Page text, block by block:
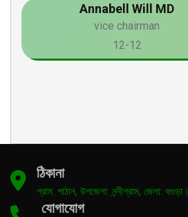
Annabell Will MD
vice chairman
12-12
ঠিকানা
গ্রাম: পাঠান, উপজেলা: নন্দীগ্রাম, জেলা: বগুড়া।
যোগাযোগ